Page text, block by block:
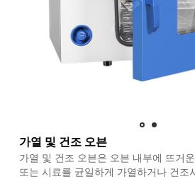
가열 및 건조 오븐
가열 및 건조 오븐은 오븐 내부에 뜨거
또는 시료를 균일하게 가열하거나 건조